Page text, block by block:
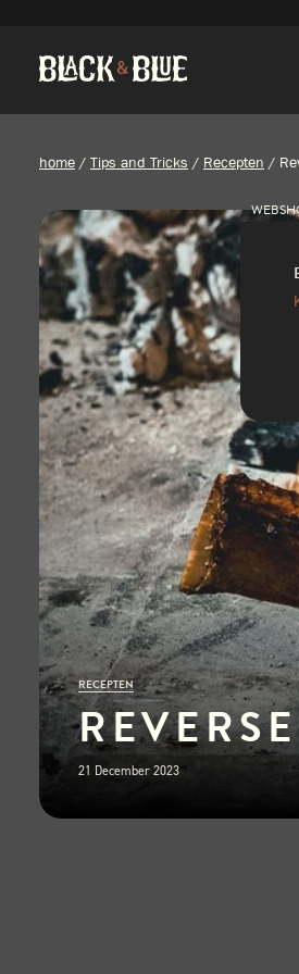
home / Tips and Tricks / Recepten /
RECEPTEN
21 December 2023